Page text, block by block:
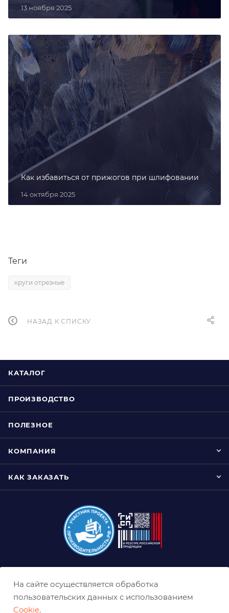
13 ноября 2025
14 октября 2025
Как избавиться от прижогов при шлифовании
Теги
круги отрезные
НАЗАД К СПИСКУ
КАТАЛОГ
ПРОИЗВОДСТВО
ПОЛЕЗНОЕ
КОМПАНИЯ
КАК ЗАКАЗАТЬ
nn@belabraziv.ru
На сайте осуществляется обработка
пользовательских данных с использованием
Cookie.